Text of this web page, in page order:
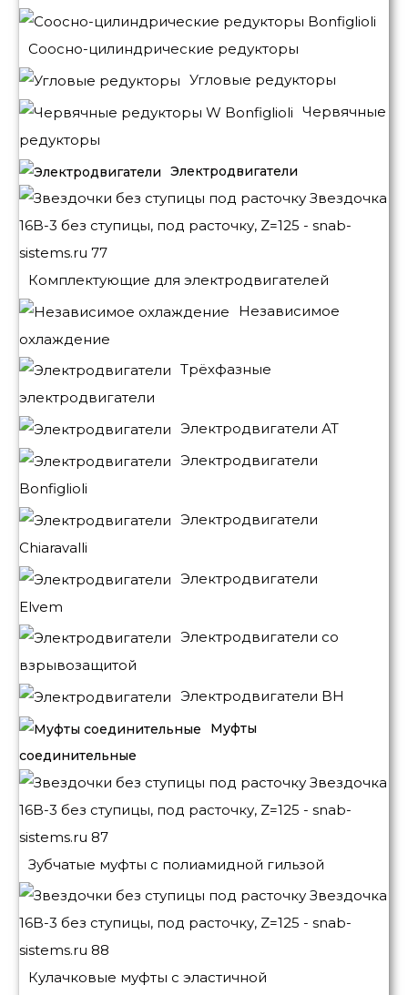
Соосно-цилиндрические редукторы
Угловые редукторы
Червячные
редукторы
Электродвигатели
Комплектующие для электродвигателей
Независимое
охлаждение
Трёхфазные
электродвигатели
Электродвигатели АТ
Электродвигатели
Bonfiglioli
Электродвигатели
Chiaravalli
Электродвигатели
Elvem
Электродвигатели со
взрывозащитой
Электродвигатели BH
Муфты
соединительные
Зубчатые муфты с полиамидной гильзой
Кулачковые муфты с эластичной